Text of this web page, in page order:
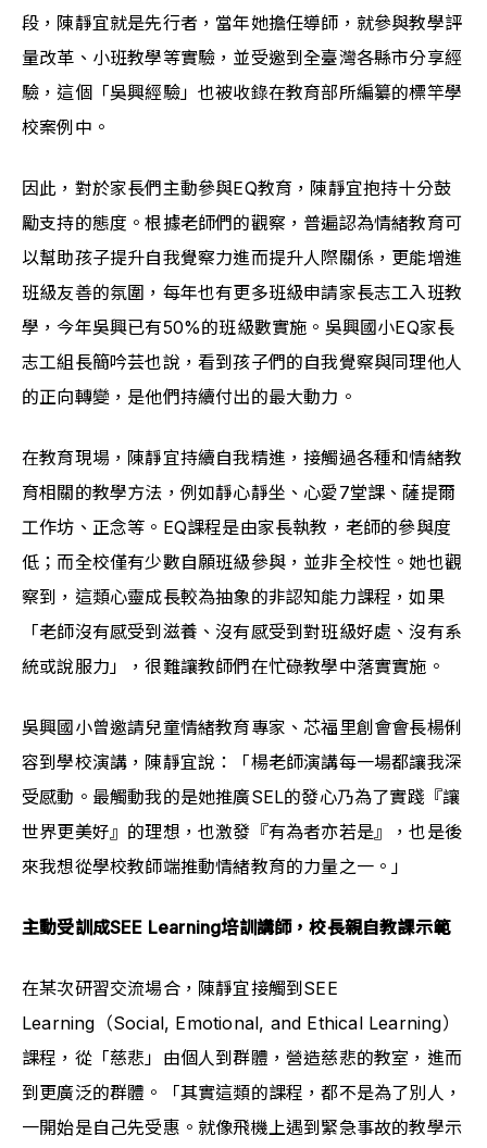
段，陳靜宜就是先行者，當年她擔任導師，就參與教學評
量改革、小班教學等實驗，並受邀到全臺灣各縣市分享經
驗，這個「吳興經驗」也被收錄在教育部所編纂的標竿學
校案例中。
因此，對於家長們主動參與EQ教育，陳靜宜抱持十分鼓
勵支持的態度。根據老師們的觀察，普遍認為情緒教育可
以幫助孩子提升自我覺察力進而提升人際關係，更能增進
班級友善的氛圍，每年也有更多班級申請家長志工入班教
學，今年吳興已有50%的班級數實施。吳興國小EQ家長
志工組長簡吟芸也說，看到孩子們的自我覺察與同理他人
的正向轉變，是他們持續付出的最大動力。
在教育現場，陳靜宜持續自我精進，接觸過各種和情緒教
育相關的教學方法，例如靜心靜坐、心愛7堂課、薩提爾
工作坊、正念等。EQ課程是由家長執教，老師的參與度
低；而全校僅有少數自願班級參與，並非全校性。她也觀
察到，這類心靈成長較為抽象的非認知能力課程，如果
「老師沒有感受到滋養、沒有感受到對班級好處、沒有系
統或說服力」，很難讓教師們在忙碌教學中落實實施。
吳興國小曾邀請兒童情緒教育專家、芯福里創會會長楊俐
容到學校演講，陳靜宜說：「楊老師演講每一場都讓我深
受感動。最觸動我的是她推廣SEL的發心乃為了實踐『讓
世界更美好』的理想，也激發『有為者亦若是』，也是後
來我想從學校教師端推動情緒教育的力量之一。」
主動受訓成SEE Learning培訓講師，校長親自教課示範
在某次研習交流場合，陳靜宜接觸到SEE
Learning（Social, Emotional, and Ethical Learning）
課程，從「慈悲」由個人到群體，營造慈悲的教室，進而
到更廣泛的群體。「其實這類的課程，都不是為了別人，
一開始是自己先受惠。就像飛機上遇到緊急事故的教學示